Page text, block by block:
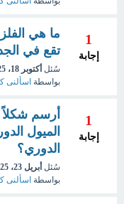
1
إجابة
ما هي
تقع في
سُئل أكتوبر 18، 2025
بواسطة اسألنى
1
إجابة
أرسم
الميول
الدوري؟
سُئل أبريل 23، 2025
بواسطة اسألنى